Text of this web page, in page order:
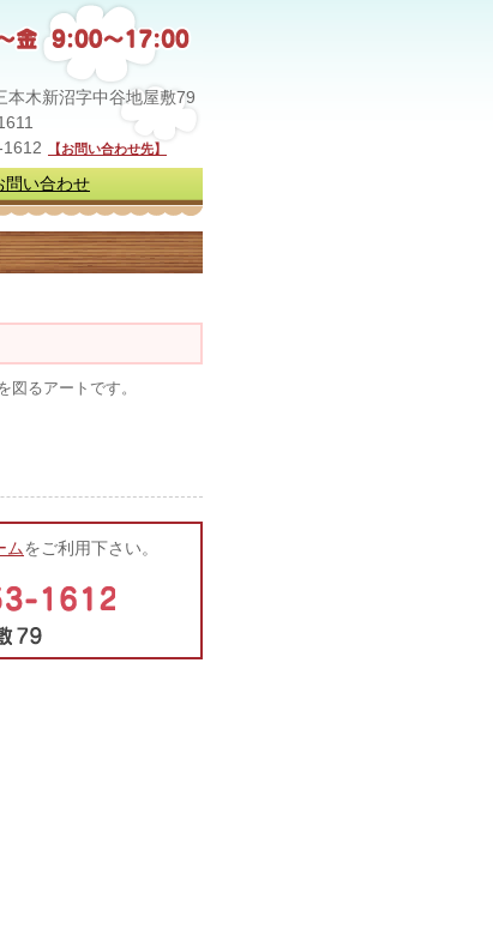
本木新沼字中谷地屋敷79
【お問い合わせ先】
問い合わせ
るアートです。
ムをご利用下さい。